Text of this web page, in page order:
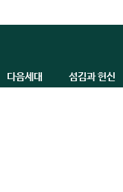
다음세대 섬김과 헌신